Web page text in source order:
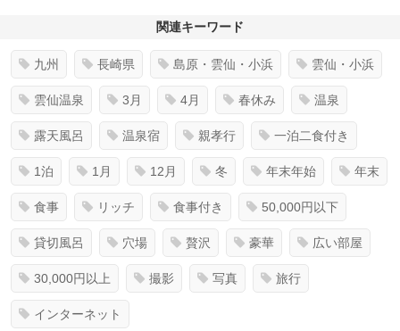
関連キーワード
九州 長崎県 島原・雲仙・小浜 雲仙・小浜
雲仙温泉 3月 4月 春休み 温泉
露天風呂 温泉宿 親孝行 一泊二食付き
1泊 1月 12月 冬 年末年始 年末
食事 リッチ 食事付き 50,000円以下
貸切風呂 穴場 贅沢 豪華 広い部屋
30,000円以上 撮影 写真 旅行
インターネット